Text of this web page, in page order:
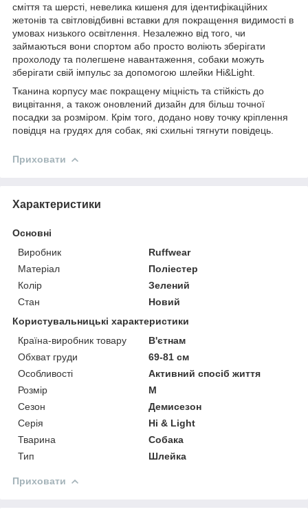
сміття та шерсті, невелика кишеня для ідентифікаційних
жетонів та світловідбивні вставки для покращення видимості в
умовах низького освітлення. Незалежно від того, чи
займаються вони спортом або просто воліють зберігати
прохолоду та полегшене навантаження, собаки можуть
зберігати свій імпульс за допомогою шлейки Hi&Light.
Тканина корпусу має покращену міцність та стійкість до
вицвітання, а також оновлений дизайн для більш точної
посадки за розміром. Крім того, додано нову точку кріплення
повідця на грудях для собак, які схильні тягнути повідець.
Приховати
Характеристики
Основні
Виробник
Ruffwear
Матеріал
Поліестер
Колір
Зелений
Стан
Новий
Користувальницькі характеристики
Країна-виробник товару
В'єтнам
Обхват груди
69-81 см
Особливості
Активний спосіб життя
Розмір
M
Сезон
Демисезон
Серія
Hi & Light
Тварина
Собака
Тип
Шлейка
Приховати